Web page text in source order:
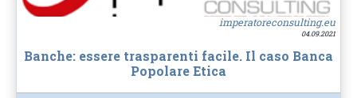
imperatoreconsulting.eu
04.09.2021
Banche: essere trasparenti facile. Il caso Banca
Popolare Etica